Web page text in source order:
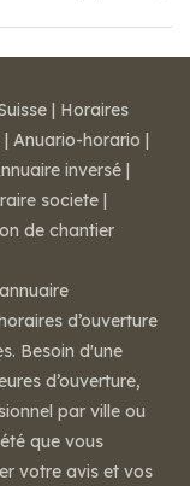
| Horaires
| Anuario-horario |
inversé |
societe |
de chantier
d’ouverture
Besoin d'une
d’ouverture,
par ville ou
que vous
votre avis et vos